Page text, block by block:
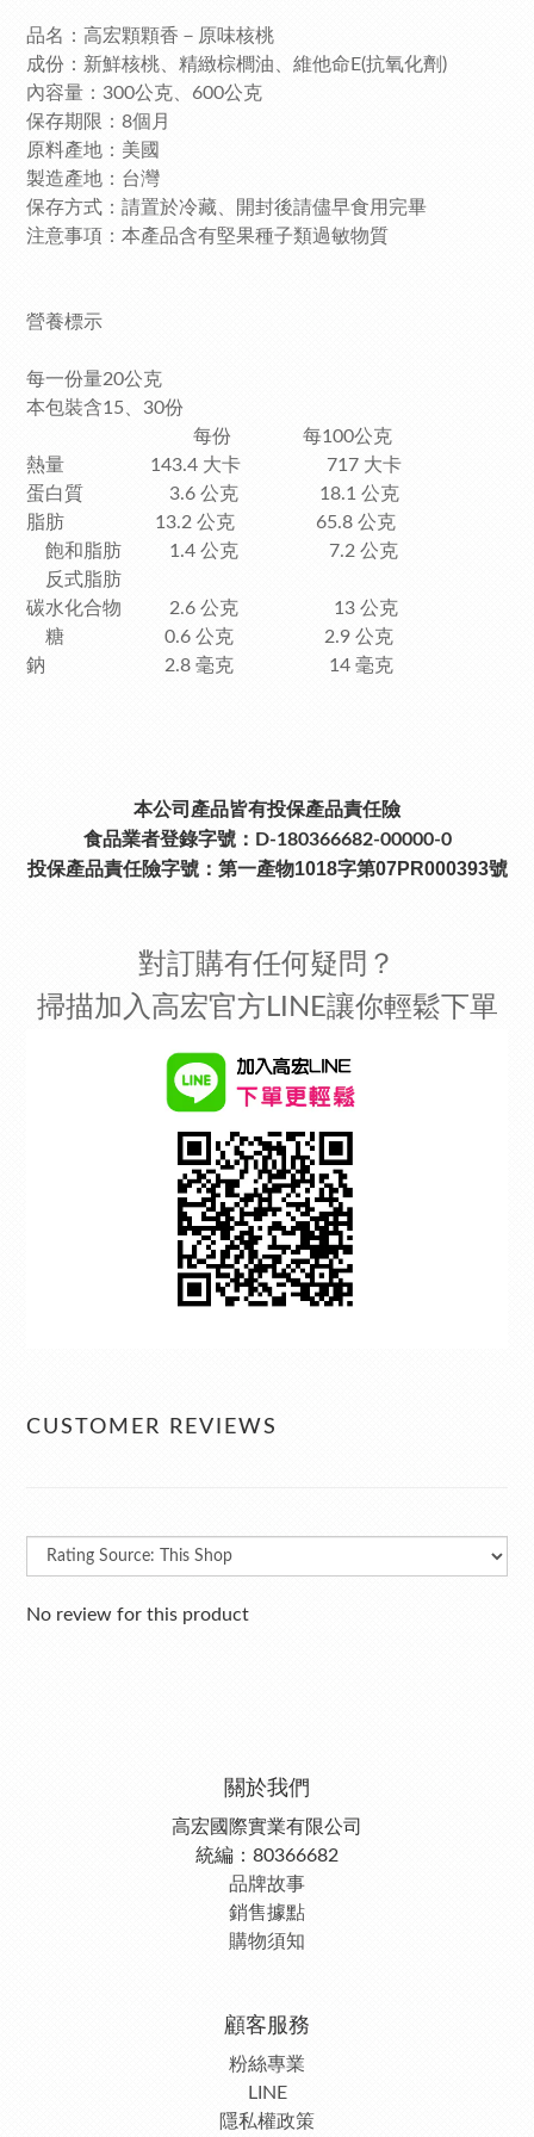
品名：高宏顆顆香－原味核桃
成份： 新鮮核桃、精緻棕櫚油、維他命E(抗氧化劑)
內容量：300公克、600公克
保存期限：8個月
原料產地：美國
製造產地：台灣
保存方式：請置於冷藏、開封後請儘早食用完畢
注意事項：本產品含有堅果種子類過敏物質
營養標示
每一份量20公克
本包裝含15、30份
每份 每100公克
熱量 143.4 大卡 717 大卡
蛋白質 3.6 公克 18.1 公克
脂肪 13.2 公克 65.8 公克
飽和脂肪 1.4 公克 7.2 公克
反式脂肪
碳水化合物 2.6 公克 13 公克
糖 0.6 公克 2.9 公克
鈉 2.8 毫克 14 毫克
本公司產品皆有投保產品責任險
食品業者登錄字號：D-180366682-00000-0
投保產品責任險字號： 第一產物1018字第07PR000393號
對訂購有任何疑問？
掃描加入高宏官方LINE讓你輕鬆下單
CUSTOMER REVIEWS
No review for this product
關於我們
高宏國際實業有限公司
統編：80366682
品牌故事
銷售據點
購物須知
顧客服務
粉絲專業
LINE
隱私權政策